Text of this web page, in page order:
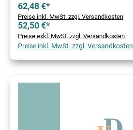
62,48 €*
Preise inkl. MwSt. zzgl. Versandkosten
52,50 €*
Preise exkl. MwSt. zzgl. Versandkosten
Preise inkl. MwSt. zzgl. Versandkosten